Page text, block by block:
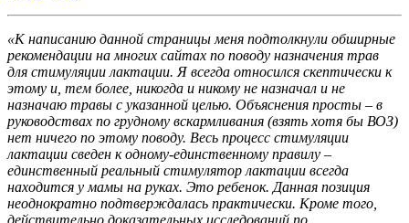
«К написанию данной страницы меня подтолкнули обширные
рекомендации на многих сайтах по поводу назначения трав
для стимуляции лактации. Я всегда относился скептически к
этому и, тем более, никогда и никому не назначал и не
назначаю травы с указанной целью. Объяснения просты – в
руководствах по грудному вскармливания (взять хотя бы ВОЗ)
нет ничего по этому поводу. Весь процесс стимуляции
лактации сведен к одному-единственному правилу –
единственный реальный стимулятор лактации всегда
находится у мамы на руках. Это ребенок. Данная позиция
неоднократно подтверждалась практически. Кроме того,
действительно доказательных исследований по